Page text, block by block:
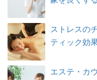
ストレスの
ティック効
エステ・カ